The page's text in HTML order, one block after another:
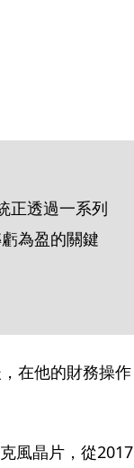
正透過一系列
為盈的關鍵
在他的財務操作
風晶片，從2017